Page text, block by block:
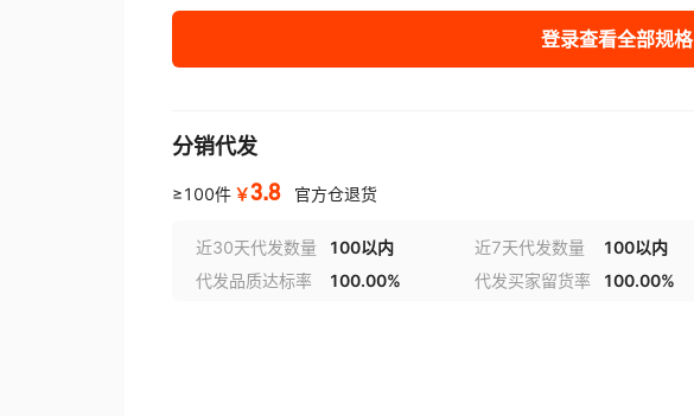
登录查看全部规格
分销代发
≥100件 ￥3.8 官方仓退货
近30天代发数量 100以内 近7天代发数量 100以内
代发品质达标率
100.00% 代发买家留货率 100.00%